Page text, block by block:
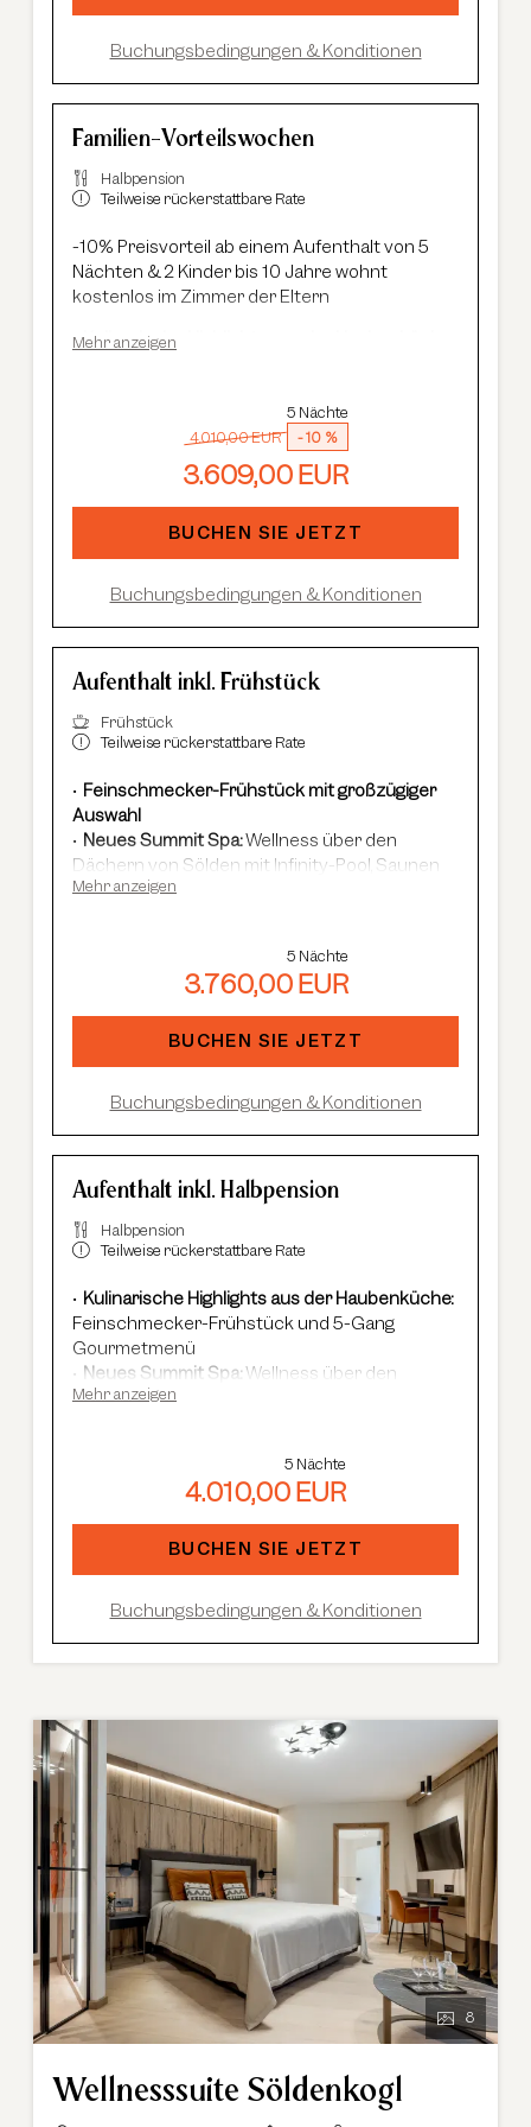
47 Eintritt, geführte Wanderungen etc.
Buchungsbedingungen & Konditionen
Familien-Vorteilswochen
Halbpension
Teilweise rückerstattbare Rate
-10% Preisvorteil ab einem Aufenthalt von 5
Nächten & 2 Kinder bis 10 Jahre wohnt
kostenlos im Zimmer der Eltern
Kulinarische Highlights aus der Haubenküche:
Wellness über den
Dächern von Sölden mit Infinity-Pool, Saunen
und Cardio Fitness
Adults Only Spamit 7 Saunen & Dampfbädern
Im Sommer:kostenlose Summer Card, AREA
47 Eintritt, geführte Wanderungen etc.
Mehr anzeigen
5 Nächte
4.010,00 EUR
-10 %
3.609,00 EUR
BUCHEN SIE JETZT
Buchungsbedingungen & Konditionen
Aufenthalt inkl. Frühstück
Frühstück
Teilweise rückerstattbare Rate
Feinschmecker-Frühstück mit großzügiger
Auswahl
Neues Summit Spa:Wellness über den
Dächern von Sölden mit Infinity-Pool, Saunen
und Cardio Fitness
kostenlose Summer Card, AREA
47 Eintritt, geführte Wanderungen etc.
Mehr anzeigen
5 Nächte
3.760,00 EUR
BUCHEN SIE JETZT
Buchungsbedingungen & Konditionen
Aufenthalt inkl. Halbpension
Halbpension
Teilweise rückerstattbare Rate
Kulinarische Highlights aus der Haubenküche:
Feinschmecker-Frühstück und 5-Gang
Gourmetmenü
Neues Summit Spa:Wellness über den
Dächern von Sölden mit Infinity-Pool, Saunen
kostenloser Shuttle-Service,
geführte Skisafaris etc.
Im Sommer:kostenlose Summer Card, AREA
47 Eintritt, geführte Wanderungen etc.
Mehr anzeigen
5 Nächte
4.010,00 EUR
BUCHEN SIE JETZT
Buchungsbedingungen & Konditionen
8
Wellnesssuite Söldenkogl